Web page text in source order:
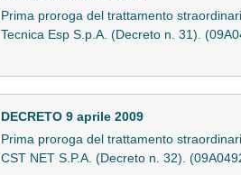
Prima proroga del trattamento
Tecnica Esp S.p.A. (Decreto n. 31).
DECRETO 9 aprile 2009
Prima proroga del trattamento
CST NET S.P.A. (Decreto n. 32).